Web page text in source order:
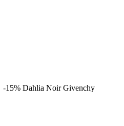
-15% Dahlia Noir Givenchy